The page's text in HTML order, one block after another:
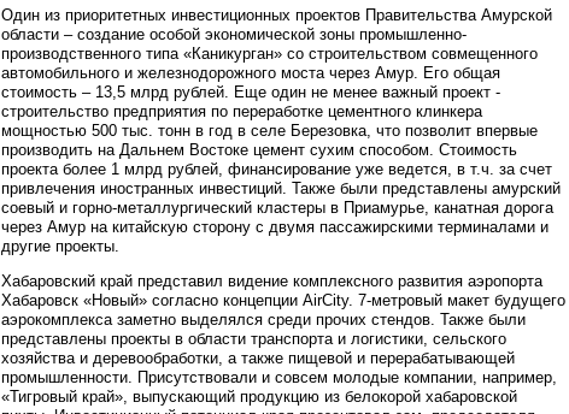
Один из приоритетных инвестиционных проектов Правительства Амурской
области – создание особой экономической зоны промышленно-
производственного типа «Каникурган» со строительством совмещенного
автомобильного и железнодорожного моста через Амур. Его общая
стоимость – 13,5 млрд рублей. Еще один не менее важный проект -
строительство предприятия по переработке цементного клинкера
мощностью 500 тыс. тонн в год в селе Березовка, что позволит впервые
производить на Дальнем Востоке цемент сухим способом. Стоимость
проекта более 1 млрд рублей, финансирование уже ведется, в т.ч. за счет
привлечения иностранных инвестиций. Также были представлены амурский
соевый и горно-металлургический кластеры в Приамурье, канатная дорога
через Амур на китайскую сторону с двумя пассажирскими терминалами и
другие проекты.
Хабаровский край представил видение комплексного развития аэропорта
Хабаровск «Новый» согласно концепции AirCity. 7-метровый макет будущего
аэрокомплекса заметно выделялся среди прочих стендов. Также были
представлены проекты в области транспорта и логистики, сельского
хозяйства и деревообработки, а также пищевой и перерабатывающей
промышленности. Присутствовали и совсем молодые компании, например,
«Тигровый край», выпускающий продукцию из белокорой хабаровской